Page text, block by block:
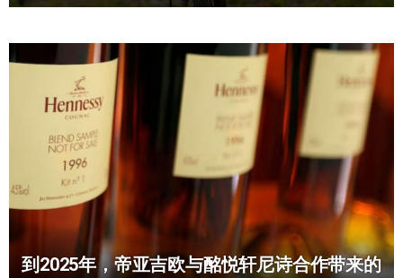
到2025年，帝亚吉欧与酩悦轩尼诗合作带来的